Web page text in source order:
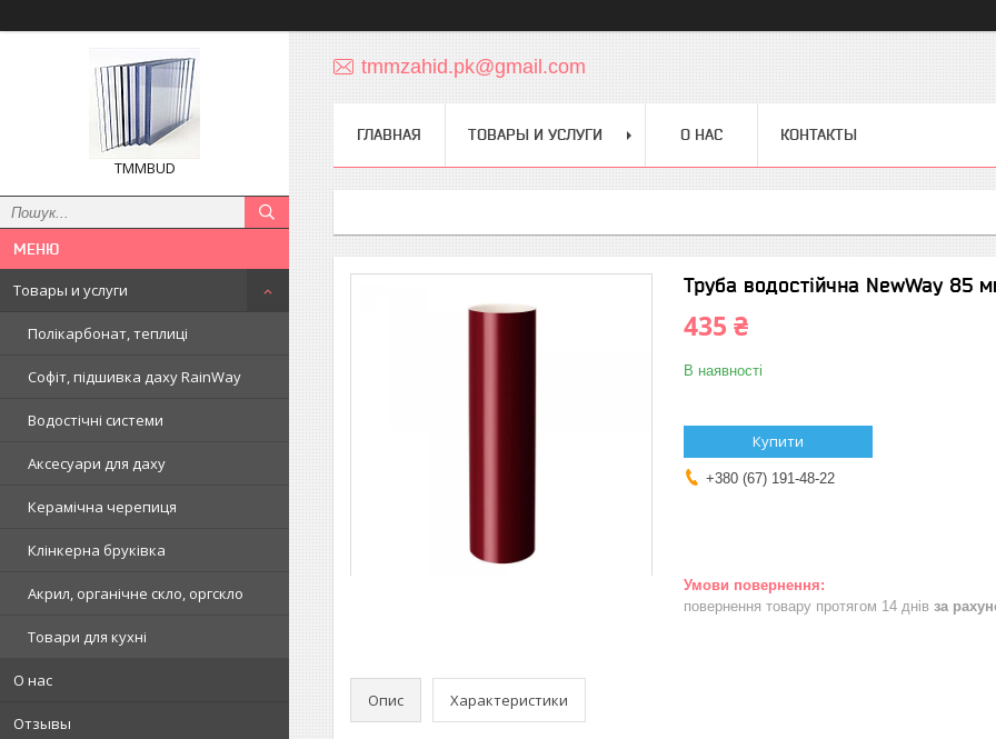
TMMBUD
Товары и услуги
Полікарбонат, теплиці
Софіт, підшивка даху RainWay
Водостічні системи
Аксесуари для даху
Керамічна черепиця
Клінкерна бруківка
Акрил, органічне скло, оргскло
Товари для кухні
О нас
Отзывы
tmmzahid.pk@gmail.com
ГЛАВНАЯ ТОВАРЫ И УСЛУГИ О НАС КОНТАКТЫ
Труба водостійчна NewWay 85
435 ₴
В наявності
Купити
+380 (67) 191-48-22
повернення товару протягом 14 днів за
Опис Характеристики